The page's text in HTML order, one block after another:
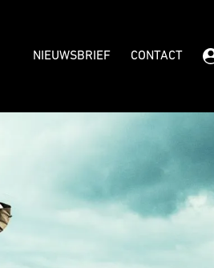
NIEUWSBRIEF CONTACT